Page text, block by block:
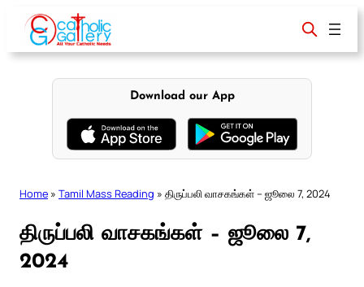
content
Download our App
Home » Tamil Mass Reading » திருப்பலி வாசகங்கள் – ஜூலை 7, 2024
திருப்பலி வாசகங்கள் – ஜூலை 7,
2024